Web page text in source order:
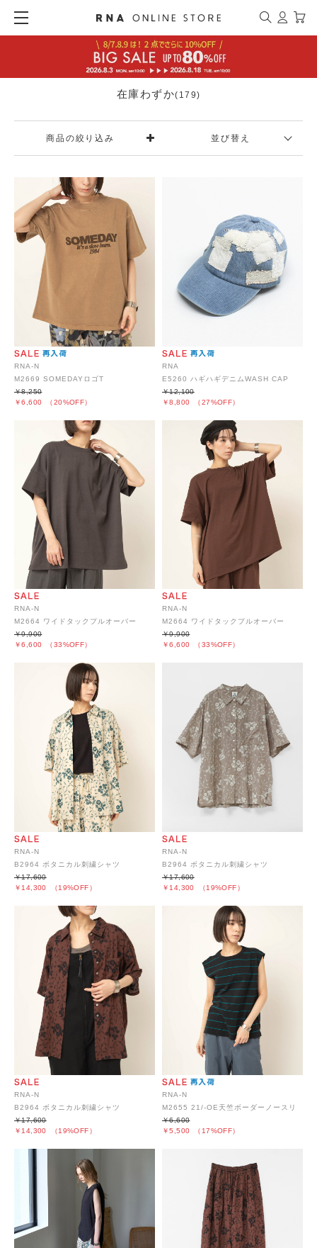
在庫わずか(179)
商品の絞り込み 並び替え
RNA-N
M2669 SOMEDAYロゴT
￥6,600 （20%OFF）
￥8,250
RNA
E5260 ハギハギデニムWASH CAP
￥8,800 （27%OFF）
￥12,100
RNA-N
M2664 ワイドタックプルオーバー
￥6,600 （33%OFF）
￥9,900
RNA-N
M2664 ワイドタックプルオーバー
￥6,600 （33%OFF）
￥9,900
RNA-N
B2964 ボタニカル刺繍シャツ
￥14,300 （19%OFF）
￥17,600
RNA-N
B2964 ボタニカル刺繍シャツ
￥14,300 （19%OFF）
￥17,600
RNA-N
B2964 ボタニカル刺繍シャツ
￥14,300 （19%OFF）
￥17,600
RNA-N
M2655 21/-OE天竺ボーダーノースリ
￥5,500 （17%OFF）
￥6,600